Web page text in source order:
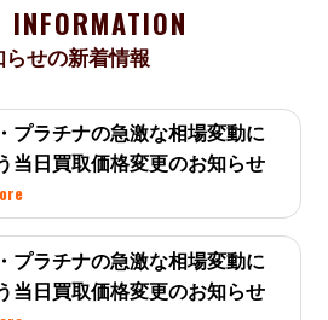
INFORMATION
らせの新着情報
プラチナの急激な相場変動に
当日買取価格変更のお知らせ
プラチナの急激な相場変動に
当日買取価格変更のお知らせ